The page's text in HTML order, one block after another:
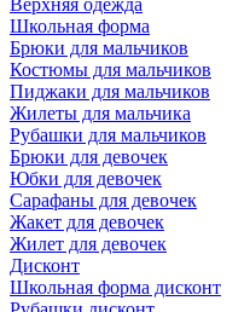
Верхняя одежда
Школьная форма
Брюки для мальчиков
Костюмы для мальчиков
Пиджаки для мальчиков
Жилеты для мальчика
Рубашки для мальчиков
Брюки для девочек
Юбки для девочек
Сарафаны для девочек
Жакет для девочек
Жилет для девочек
Дисконт
Школьная форма дисконт